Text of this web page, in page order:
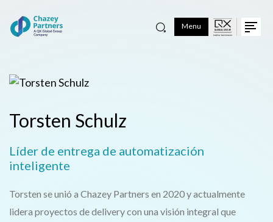
Menu
Torsten Schulz
Líder de entrega de automatización
inteligente
Torsten se unió a Chazey Partners en 2020 y actualmente
lidera proyectos de delivery con una visión integral que